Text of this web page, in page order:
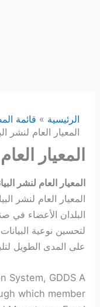
الرئيسية
قائمة
المعيار العام لنشر
المعيار
المعيار العام لنشر
المعيار العام لنشر
البلدان الأعضاء في
لتحسين نوعية
على المدى الطويل
System, GDDS A
which member